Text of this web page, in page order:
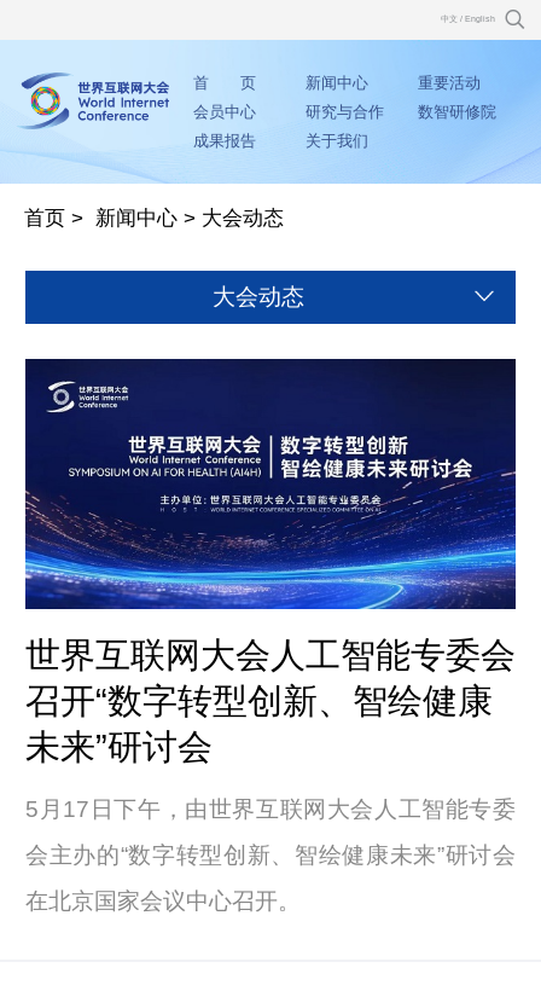
中文 / English
首 页 新闻中心
重要活动
会员中心
研究与合作
数智研修院
成果报告
关于我们
首页 > 新闻中心 > 大会动态
大会动态
世界互联网大会人工智能专委会
召开“数字转型创新、智绘健康
未来”研讨会
5月17日下午，由世界互联网大会人工智能专委
会主办的“数字转型创新、智绘健康未来”研讨会
在北京国家会议中心召开。